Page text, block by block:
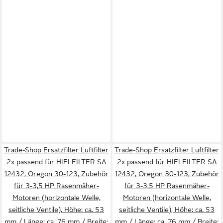
Trade-Shop Ersatzfilter Luftfilter
2x passend für HIFI FILTER SA
12432, Oregon 30-123, Zubehör
für 3-3,5 HP Rasenmäher-
Motoren (horizontale Welle,
seitliche Ventile), Höhe: ca. 53
Trade-Shop Ersatzfilter Luftfilter
2x passend für HIFI FILTER SA
12432, Oregon 30-123, Zubehör
für 3-3,5 HP Rasenmäher-
Motoren (horizontale Welle,
seitliche Ventile), Höhe: ca. 53